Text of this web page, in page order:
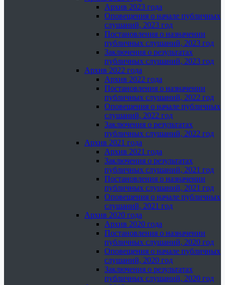
Архив 2023 года
Оповещения о начале публичных
слушаний, 2023 год
Постановления о назначении
публичных слушаний, 2023 год
Заключения о результатах
публичных слушаний, 2023 год
Архив 2022 года
Архив 2022 года
Постановления о назначении
публичных слушаний, 2022 год
Оповещения о начале публичных
слушаний, 2022 год
Заключения о результатах
публичных слушаний, 2022 год
Архив 2021 года
Архив 2021 года
Заключения о результатах
публичных слушаний, 2021 год
Постановления о назначении
публичных слушаний, 2021 год
Оповещения о начале публичных
слушаний, 2021 год
Архив 2020 года
Архив 2020 года
Постановления о назначении
публичных слушаний, 2020 год
Оповещения о начале публичных
слушаний, 2020 год
Заключения о результатах
публичных слушаний, 2020 год